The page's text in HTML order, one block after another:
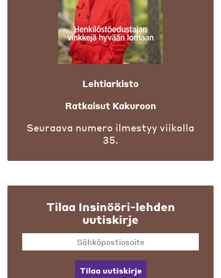
Lehtiarkisto
Ratkaisut Kakuroon
Seuraava numero ilmestyy viikolla
35.
Tilaa Insinööri-lehden
uutiskirje
Tilaa uutiskirje